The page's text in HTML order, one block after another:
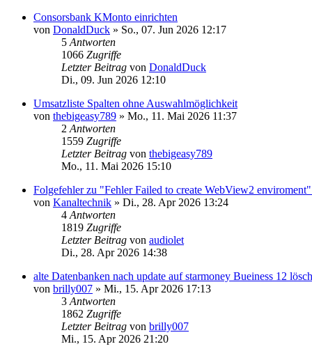
Consorsbank KMonto einrichten
von DonaldDuck » So., 07. Jun 2026 12:17
5 Antworten
1066 Zugriffe
Letzter Beitrag von DonaldDuck
Di., 09. Jun 2026 12:10
Umsatzliste Spalten ohne Auswahlmöglichkeit
von thebigeasy789 » Mo., 11. Mai 2026 11:37
2 Antworten
1559 Zugriffe
Letzter Beitrag von thebigeasy789
Mo., 11. Mai 2026 15:10
Folgefehler zu "Fehler Failed to create WebView2
von Kanaltechnik » Di., 28. Apr 2026 13:24
4 Antworten
1819 Zugriffe
Letzter Beitrag von audiolet
Di., 28. Apr 2026 14:38
alte Datenbanken nach update auf starmoney Bueiness 12
von brilly007 » Mi., 15. Apr 2026 17:13
3 Antworten
1862 Zugriffe
Letzter Beitrag von brilly007
Mi., 15. Apr 2026 21:20